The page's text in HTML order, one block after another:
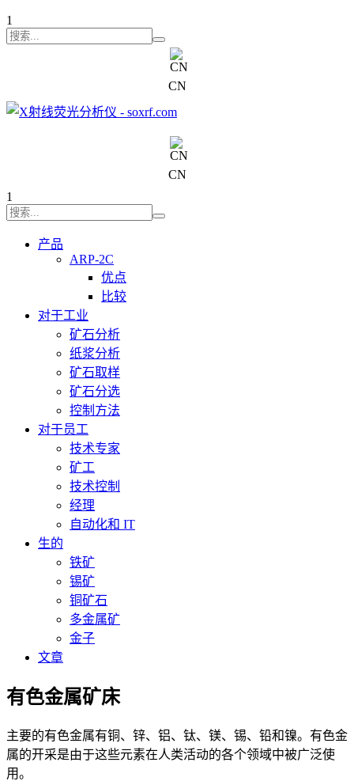
1
CN
CN
1
产品
ARP-2C
优点
比较
对于工业
矿石分析
纸浆分析
矿石取样
矿石分选
控制方法
对于员工
技术专家
矿工
技术控制
经理
自动化和 IT
生的
铁矿
锡矿
铜矿石
多金属矿
金子
文章
有色金属矿床
主要的有色金属有铜、锌、铝、钛、镁、锡、铅和镍。有色金
属的开采是由于这些元素在人类活动的各个领域中被广泛使
用。